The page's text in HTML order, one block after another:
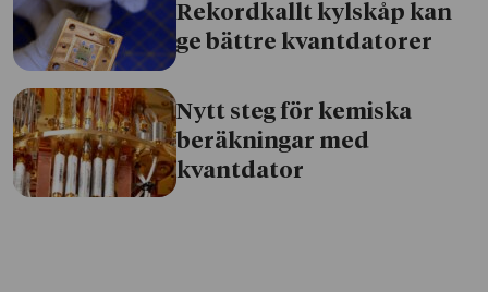
Rekordkallt kylskåp kan
ge bättre kvantdatorer
Nytt steg för kemiska
beräkningar med
kvantdator